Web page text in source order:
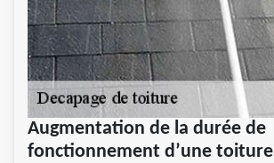
Augmentation de la durée de
fonctionnement d’une toiture